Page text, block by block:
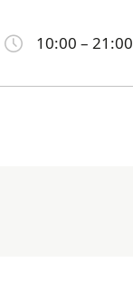
10:00 – 21:00